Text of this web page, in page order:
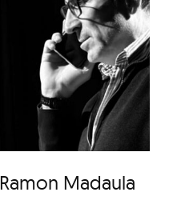
Madaula
de
Madaula